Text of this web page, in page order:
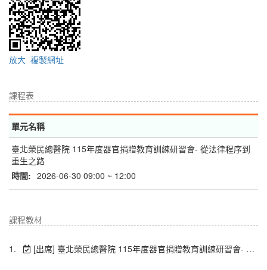
放大 複製網址
課程表
單元名稱
臺北榮民總醫院 115年度器官捐贈教育訓練研習會- 從法律程序到
重生之路
時間: 2026-06-30 09:00 ~ 12:00
課程教材
1. [出席] 臺北榮民總醫院 115年度器官捐贈教育訓練研習會- 從法律程序到重生之路